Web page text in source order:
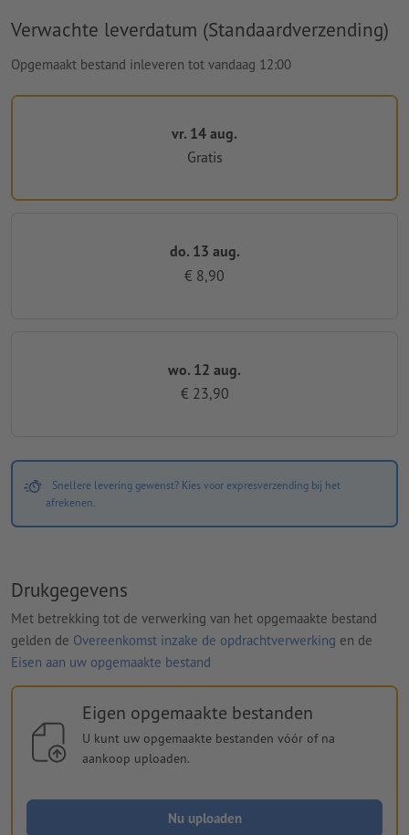
Verwachte leverdatum (Standaardverzending)
Opgemaakt bestand inleveren tot vandaag 12:00
vr. 14 aug.
Gratis
do. 13 aug.
€ 8,90
wo. 12 aug.
€ 23,90
Snellere levering gewenst? Kies voor expresverzending bij het
afrekenen.
Drukgegevens
Met betrekking tot de verwerking van het opgemaakte bestand
gelden de Overeenkomst inzake de opdrachtverwerking en de
Eisen aan uw opgemaakte bestand
Eigen opgemaakte bestanden
U kunt uw opgemaakte bestanden vóór of na
aankoop uploaden.
Nu uploaden